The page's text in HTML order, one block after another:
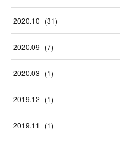
2020.10 (31)
2020.09 (7)
2020.03 (1)
2019.12 (1)
2019.11 (1)